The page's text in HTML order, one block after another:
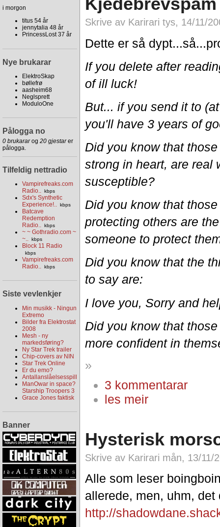
i morgon
titus 54 år
jennytalia 48 år
PrincessLost 37 år
Nye brukarar
ElektroSkap
bøllefrø
aasheim68
Neglsprett
ModuloOne
Pålogga no
0 brukararog 20 gjestarer
pålogga.
Tilfeldig nettradio
Vampirefreaks.com
Radio.. kbps
Sdx's Synthetic
Experience!.. kbps
Batcave
Redemption
Radio.. kbps
~ ~ Gothradio.com ~
~.. kbps
Block 11 Radio
kbps
Vampirefreaks.com
Radio.. kbps
Siste vevlenkjer
Min musikk - Ningun
Extremo
Bilder fra Elektrostat
2008
Mesh - ny
markedsføring?
Ny Star Trek trailer
Chip-covers av NIN
Star Trek Online
Er du emo?
Antallanslåelsesspill
ManOwar in space?
Starship Troopers 3
Grace Jones faktisk
Banner
Skrive av Karirari tys, 14/11/
Dette er så
If you delete after
of ill luck!
But... if you send it to
you'll have 3 years of
Did you know that
strong in heart, are real
susceptible?
Did you know that
protecting others are
someone to protect
Did you know that the
to say are:
I love you, Sorry and
Did you know that
more confident in
»
3 kommentarar
les meir
Hysterisk
Skrive av Karirari mån, 13/11/
Alle som leser
allerede, men, uhm, det
http://